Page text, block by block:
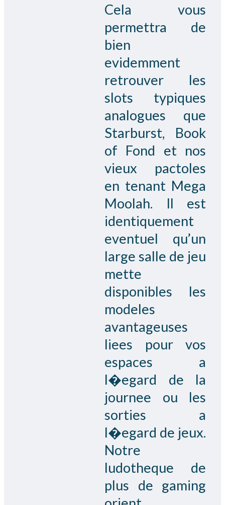
Cela vous
permettra de
bien
evidemment
retrouver les
slots typiques
analogues que
Starburst, Book
of Fond et nos
vieux pactoles
en tenant Mega
Moolah. Il est
identiquement
eventuel qu’un
large salle de jeu
mette
disponibles les
modeles
avantageuses
liees pour vos
espaces a
l�egard de la
journee ou les
sorties a
l�egard de jeux.
Notre
ludotheque de
plus de gaming